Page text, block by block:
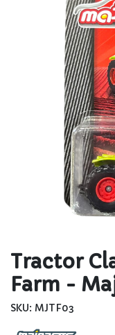
Tractor
Farm -
SKU: MJTF03